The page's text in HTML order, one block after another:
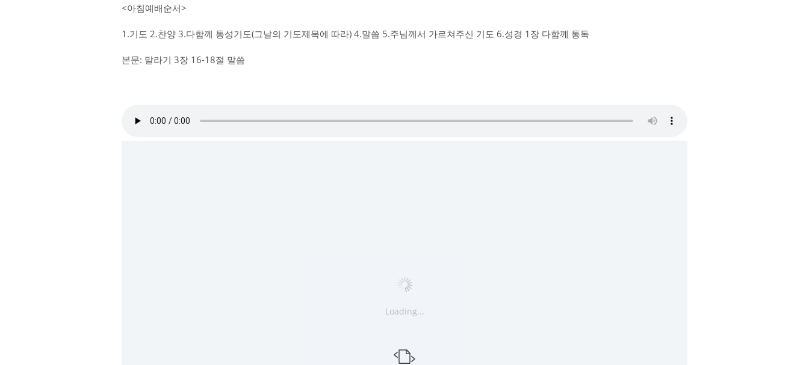
<아침예배순서>
1.기도 2.찬양 3.다함께 통성기도(그날의 기도제목에 따라) 4.말씀 5.주님께서 가르쳐주신 기도 6.성경 1장 다함께 통독
본문: 말라기 3장 16-18절 말씀
Loading...